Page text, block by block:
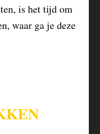
is het tijd om
waar ga je deze